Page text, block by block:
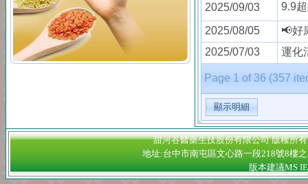
2025/09/03
9.9
2025/08/05
📢好
2025/07/03
運化
Page 1 of 36 (357
顯示明細
甜河谷醫藥生技股份有限公司 版權所有
地址:台中市南屯區文心路一段218號8樓
版本建議MS